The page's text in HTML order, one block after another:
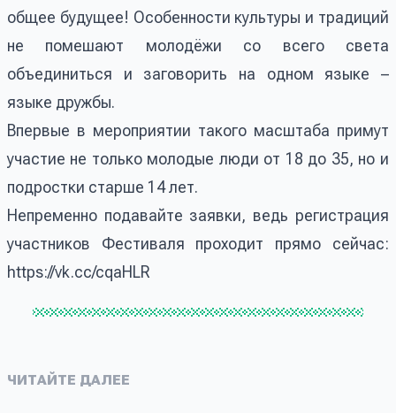
общее будущее! Особенности культуры и традиций
не помешают молодёжи со всего света
объединиться и заговорить на одном языке –
языке дружбы.
Впервые в мероприятии такого масштаба примут
участие не только молодые люди от 18 до 35, но и
подростки старше 14 лет.
Непременно подавайте заявки, ведь регистрация
участников Фестиваля проходит прямо сейчас:
https://vk.cc/cqaHLR
ЧИТАЙТЕ ДАЛЕЕ